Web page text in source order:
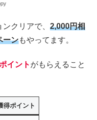
クリアで、 2,000円相
ーンもやってます。
イント がもらえること
得ポイント